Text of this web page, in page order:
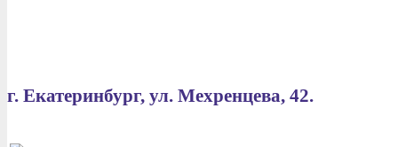
г. Екатеринбург, ул. Мехренцева, 42.